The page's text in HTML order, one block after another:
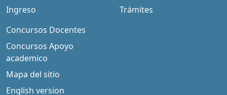
Ingreso
Trámites
Concursos Docentes
Concursos Apoyo
academico
Mapa del sitio
English version